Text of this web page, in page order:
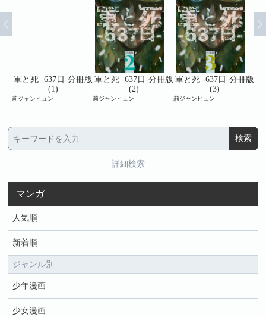
軍と死 -637日-分冊版
(1)
莉ジャンヒュン
軍と死 -637日-分冊版
(2)
莉ジャンヒュン
軍と死 -637日-分冊版
(3)
莉ジャンヒュン
詳細検索
マンガ
人気順
新着順
ジャンル別
少年漫画
少女漫画